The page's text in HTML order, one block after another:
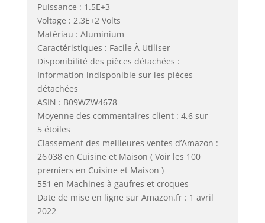
Puissance : 1.5E+3
Voltage : 2.3E+2 Volts
Matériau : Aluminium
Caractéristiques : Facile À Utiliser
Disponibilité des pièces détachées :
Information indisponible sur les pièces
détachées
ASIN : B09WZW4678
Moyenne des commentaires client : 4,6 sur
5 étoiles
Classement des meilleures ventes d’Amazon :
26 038 en Cuisine et Maison ( Voir les 100
premiers en Cuisine et Maison )
551 en Machines à gaufres et croques
Date de mise en ligne sur Amazon.fr : 1 avril
2022